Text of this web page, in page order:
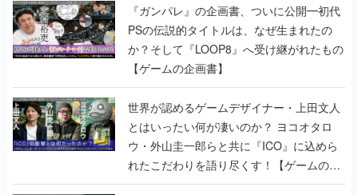
『ガンパレ』の企画書、ついに公開━初代
PSの伝説的タイトルは、なぜ生まれたの
か？そして『LOOP8』へ受け継がれたもの
【ゲームの企画書】
世界が認めるゲームデザイナー・上田文人
とはいったい何が凄いのか？ ヨコオタロ
ウ・外山圭一郎らと共に『ICO』に込めら
れたこだわりを語り尽くす！【ゲームの企
画書】